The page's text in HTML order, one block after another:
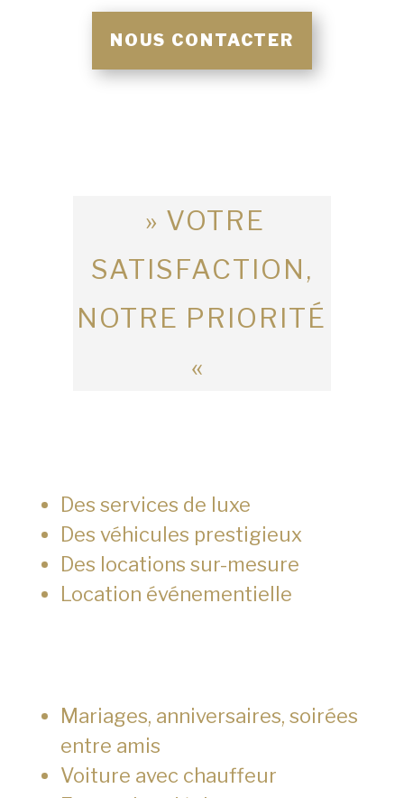
NOUS CONTACTER
» VOTRE
SATISFACTION,
NOTRE PRIORITÉ
«
Des services de luxe
Des véhicules prestigieux
Des locations sur-mesure
Location événementielle
Mariages, anniversaires, soirées
entre amis
Voiture avec chauffeur